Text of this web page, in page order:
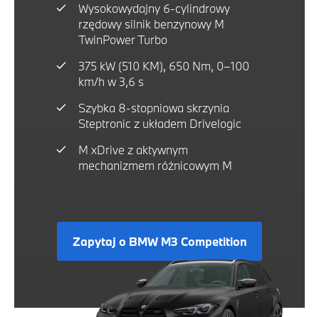
Wysokowydajny 6-cylindrowy
rzędowy silnik benzynowy M
TwinPower Turbo
375 kW (510 KM), 650 Nm, 0–100
km/h w 3,6 s
Szybka 8-stopniowa skrzynia
Steptronic z układem Drivelogic
M xDrive z aktywnym
mechanizmem różnicowym M
Zapytaj o BMW M3 Competition